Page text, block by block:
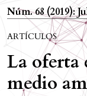
Núm. 68 (2019):
ARTÍCULOS
La oferta
medio